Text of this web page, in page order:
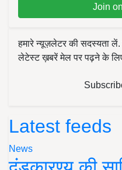
Join
हमारे न्यूज़लेटर की सदस्यता
लेटेस्ट ख़बरें मेल पर पढ़ने के
Latest feeds
News